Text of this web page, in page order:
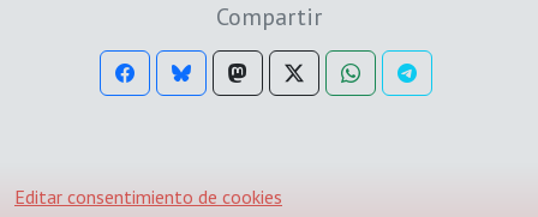
Compartir
Editar consentimiento de cookies